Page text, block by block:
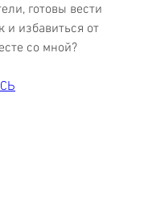
готовы вести
избавиться от
со мной?